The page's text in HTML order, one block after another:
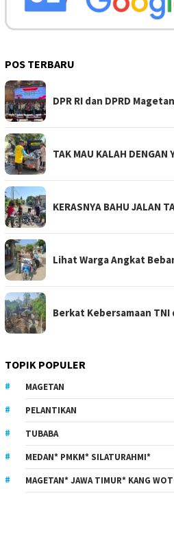
POS TERBARU
DPR RI dan DPRD
TAK MAU KALAH
KERASNYA BAHU JALAN
Lihat Warga Angkat
Berkat Kebersamaan
TOPIK POPULER
MAGETAN
PELANTIKAN
TUBABA
MEDAN* PMKM* SILATURAHMI*
MAGETAN* JAWA TIMUR* KANG